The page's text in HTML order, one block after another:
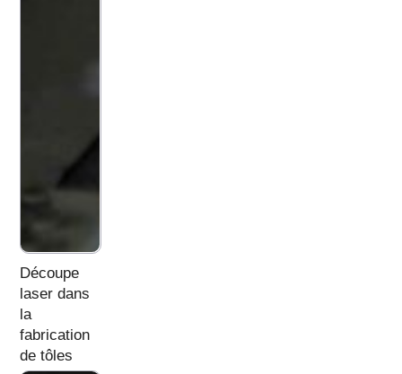
Découpe
laser dans
la
fabrication
de tôles